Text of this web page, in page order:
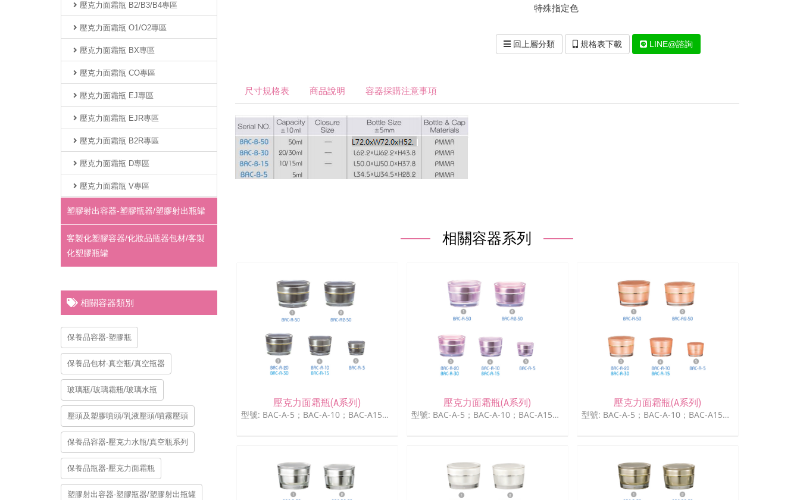
壓克力面霜瓶 V專區
壓克力面霜瓶 B2/B3/B4專區
壓克力面霜瓶 O1/O2專區
壓克力面霜瓶 BX專區
壓克力面霜瓶 CO專區
壓克力面霜瓶 EJ專區
壓克力面霜瓶 EJR專區
壓克力面霜瓶 B2R專區
壓克力面霜瓶 D專區
壓克力面霜瓶 V專區
塑膠射出容器-塑膠瓶器/塑膠射出瓶罐
客製化塑膠容器/化妝品瓶器包材/客製
化塑膠瓶罐
相關容器類別
保養品容器-塑膠瓶
保養品包材-真空瓶/真空瓶器
玻璃瓶/玻璃霜瓶/玻璃水瓶
壓頭及塑膠噴頭/乳液壓頭/噴霧壓頭
保養品容器-壓克力水瓶/真空瓶系列
保養品瓶器-壓克力面霜瓶
塑膠射出容器-塑膠瓶器/塑膠射出瓶罐
特殊指定色
回上層分類 規格表下載 LINE@諮詢
尺寸規格表 商品說明 容器採購注意事項
相關容器系列
壓克力面霜瓶(A系列)
型號: BAC-A-5；BAC-A-10；BAC-A15；BAC-A-20；BAC-A-30；BAC-A-50
壓克力面霜瓶(A系列)
型號: BAC-A-5；BAC-A-10；BAC-A15；BAC-A-20；BAC-A-30；BAC-A-50
壓克力面霜瓶(A系列)
型號: BAC-A-5；BAC-A-10；BAC-A15；BAC-A-20；BAC-A-30；BAC-A-50